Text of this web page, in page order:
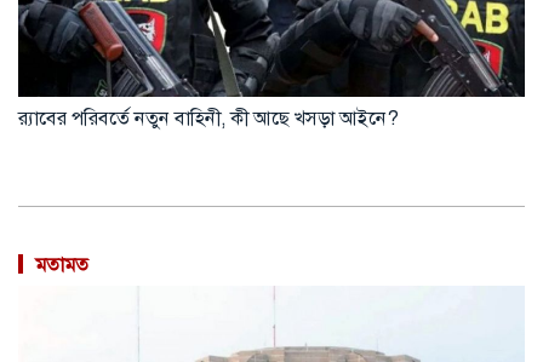
র‍্যাবের পরিবর্তে নতুন বাহিনী, কী আছে খসড়া আইনে?
মতামত